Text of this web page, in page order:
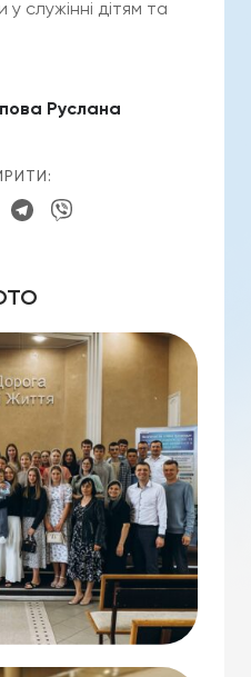
у служінні дітям та
Руслана